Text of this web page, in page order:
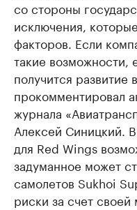
со стороны
исключения,
факторов. Если
такие возможности,
получится развитие
прокомментировал
журнала
Алексей Синицкий.
для Red Wings
задуманное может
самолетов Sukhoi
риски за счет